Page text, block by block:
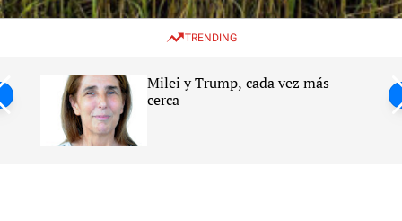
w
c
e
e
TRENDING
Milei y Trump, cada vez más
cerca